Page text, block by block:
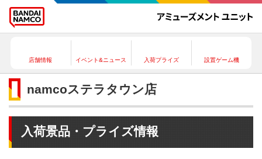
店舗情報 イベント&ニュース 入荷プライズ 設置ゲーム機
namcoステラタウン店
入荷景品・プライズ情報